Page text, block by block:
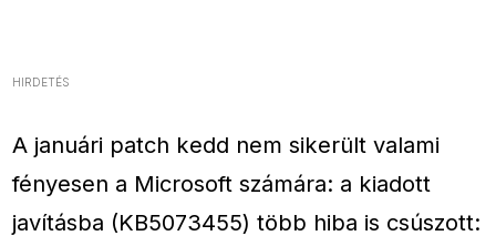
HIRDETÉS
A januári patch kedd nem sikerült valami
fényesen a Microsoft számára: a kiadott
javításba (KB5073455) több hiba is csúszott: